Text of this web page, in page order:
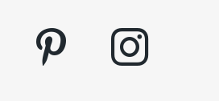
pinterest instagram